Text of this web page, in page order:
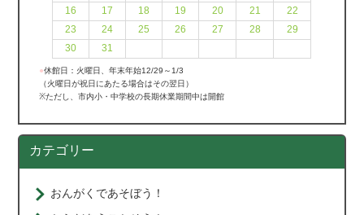
16 17 18 19 20 21
22
23
24 25 26 27 28
29
30
31
●休館日：火曜日、年末年始12/29～1/3
（火曜日が祝日にあたる場合はその翌日）
※ただし、市内小・中学校の長期休業期間中は開館
カテゴリー
おんがくであそぼう！